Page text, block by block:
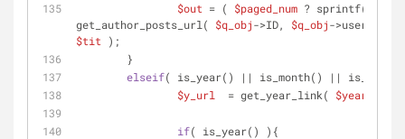
$out = ( $paged_num ? sprintf(
get_author_posts_url( $q_obj->ID, $q_obj-
$tit );
	}
elseif( is_year() || is_month() ||
$y_url
  = get_year_link(
$year
if( is_year() ){